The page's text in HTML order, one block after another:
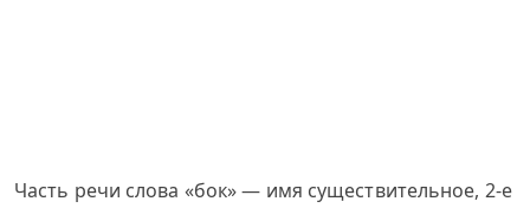
Часть речи слова «бок» — имя существительное, 2-е